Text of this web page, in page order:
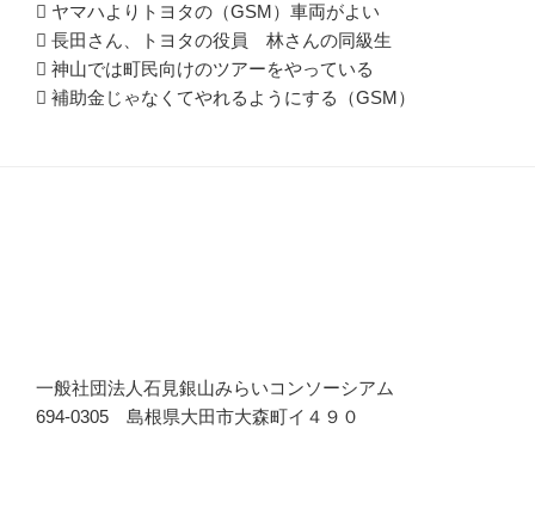
 ヤマハよりトヨタの（GSM）車両がよい
 長田さん、トヨタの役員 林さんの同級生
 神山では町民向けのツアーをやっている
 補助金じゃなくてやれるようにする（GSM）
一般社団法人石見銀山みらいコンソーシアム
694-0305 島根県大田市大森町イ４９０